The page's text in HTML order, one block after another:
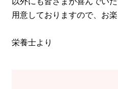
用意しておりますので、お楽
栄養士より